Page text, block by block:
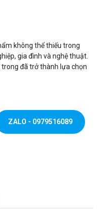
không thể thiếu trong
gia đình và nghệ thuật.
đã trở thành lựa chọn
ZALO - 0979516089